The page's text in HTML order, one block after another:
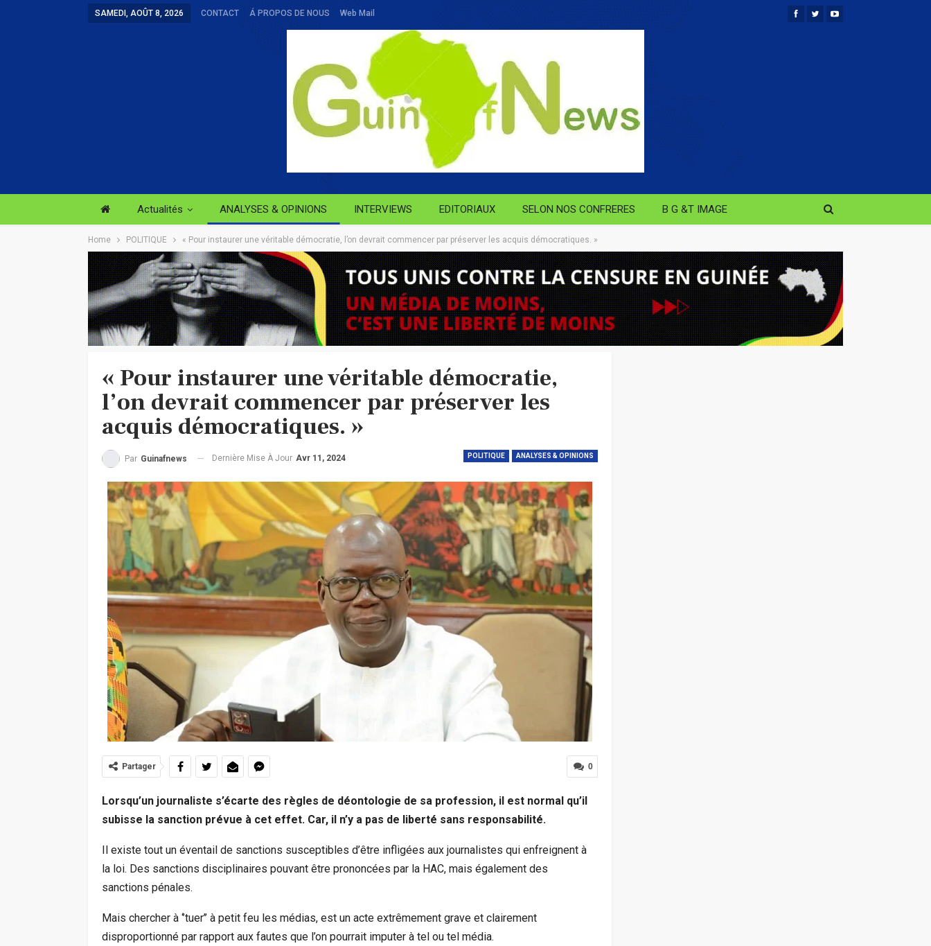
SAMEDI, AOÛT 8, 2026 CONTACT Á PROPOS DE NOUS Web Mail
Actualités ANALYSES & OPINIONS INTERVIEWS EDITORIAUX SELON NOS CONFRERES B G &T IMAGE
Home POLITIQUE « Pour instaurer une véritable démocratie, l’on devrait commencer par préserver les acquis démocratiques. »
« Pour instaurer une véritable démocratie,
l’on devrait commencer par préserver les
acquis démocratiques. »
POLITIQUE ANALYSES & OPINIONS
Par Guinafnews Dernière Mise À Jour Avr 11, 2024
0
Partager
Lorsqu’un journaliste s’écarte des règles de déontologie de sa profession, il est normal qu’il
subisse la sanction prévue à cet effet. Car, il n’y a pas de liberté sans responsabilité.
Il existe tout un éventail de sanctions susceptibles d’être infligées aux journalistes qui enfreignent à
la loi. Des sanctions disciplinaires pouvant être prononcées par la HAC, mais également des
sanctions pénales.
Mais chercher à ‘’tuer’’ à petit feu les médias, est un acte extrêmement grave et clairement
disproportionné par rapport aux fautes que l’on pourrait imputer à tel ou tel média.